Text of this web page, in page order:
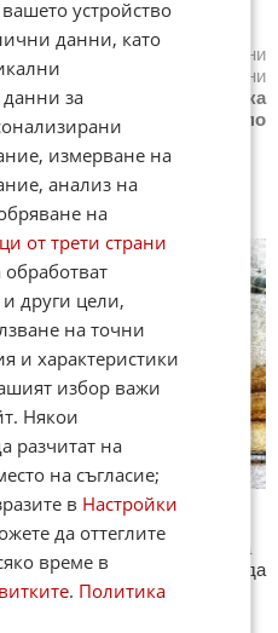
Световен футбол
Новини
,Новини
Новини
спортове
Лека
,Новини
Спортът по
Куиз рубрика.
куиз с въпроси на
края на всеки тест може да
които сте натрупали.
тук. Успех !
устройство
данни, като
за
измерване на
анализ на
на
от трети страни
други цели,
на точни
и характеристики
избор важи
Някои
разчитат на
на съгласие;
в Настройки
да оттеглите
време в
. Политика